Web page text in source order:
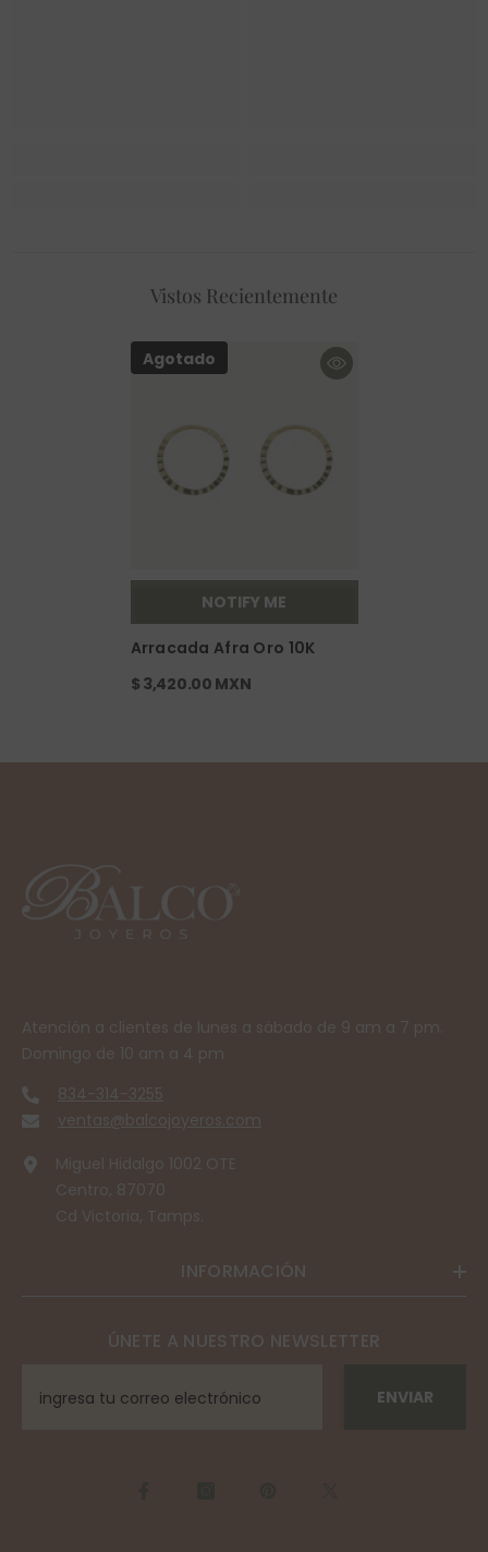
Vistos Recientemente
Agotado
NOTIFY ME
Arracada Afra Oro 10K
$ 3,420.00 MXN
Atención a clientes de lunes a sábado de 9 am a 7 pm.
Domingo de 10 am a 4 pm
834-314-3255
ventas@balcojoyeros.com
Miguel Hidalgo 1002 OTE
Centro, 87070
Cd Victoria, Tamps.
INFORMACIÓN
ÚNETE A NUESTRO NEWSLETTER
ENVIAR